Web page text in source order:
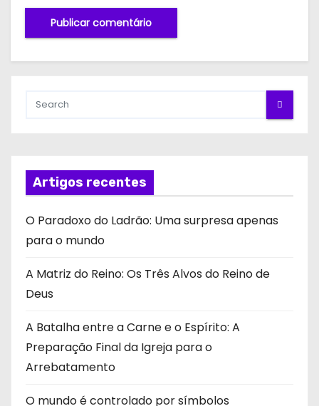
Artigos recentes
O Paradoxo do Ladrão: Uma surpresa apenas
para o mundo
A Matriz do Reino: Os Três Alvos do Reino de
Deus
A Batalha entre a Carne e o Espírito: A
Preparação Final da Igreja para o
Arrebatamento
O mundo é controlado por símbolos